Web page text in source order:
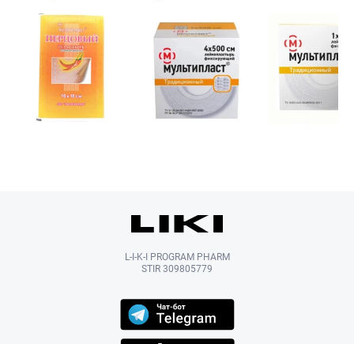
L-I-K-I PROGRAM PHARM
STIR 309805779